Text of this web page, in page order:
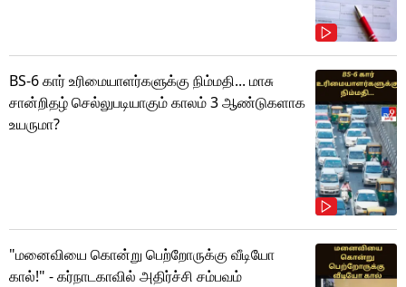
BS-6 கார் உரிமையாளர்களுக்கு நிம்மதி... மாசு
சான்றிதழ் செல்லுபடியாகும் காலம் 3 ஆண்டுகளாக
உயருமா?
"மனைவியை கொன்று பெற்றோருக்கு வீடியோ
கால்!" - கர்நாடகாவில் அதிர்ச்சி சம்பவம்